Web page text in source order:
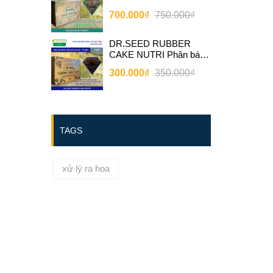
vi sinh
700.000₫ 750.000₫
DR.SEED RUBBER
CAKE NUTRI Phân bánh
sinh
300.000₫ 350.000₫
TAGS
xử lý ra hoa